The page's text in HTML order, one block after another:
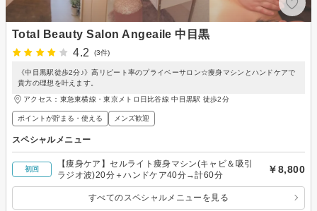
Total Beauty Salon Angeaile 中目黒
4.2
(3件)
《中目黒駅徒歩2分♪》高リピート率のプライベーサロン☆痩身マシンとハンドケアで
貴方の理想を叶えます。
アクセス：東急東横線・東京メトロ日比谷線 中目黒駅 徒歩2分
ポイントが貯まる・使える メンズ歓迎
スペシャルメニュー
初回
【痩身ケア】セルライト痩身マシン(キャビ＆吸引
ラジオ波)20分＋ハンドケア40分→計60分
￥8,800
すべてのスペシャルメニューを見る